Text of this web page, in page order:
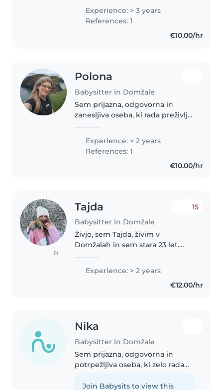
občasno varstvo vašemu malčku,
če bi si mamica in očka želela
vzeti čas zase. Imam 3-letne
Experience: > 3 years
References: 1
€10.00/hr
Polona
Babysitter in Domžale
Sem prijazna, odgovorna in
zanesljiva oseba, ki rada preživlja
saj sem več let delala kot
asistentka pri otrocih in..
Experience: > 2 years
References: 1
€10.00/hr
(1)
Tajda
Babysitter in Domžale
15
Živjo, sem Tajda, živim v
Domžalah in sem stara 23 let.
vzgojiteljsko šolo in pedagoški
faks, smer predšolska vzgoja. V
vrtcu sem najprej delala 3 leta
Experience: > 2 years
€12.00/hr
Nika
Babysitter in Domžale
Sem prijazna, odgovorna in
potrpežljiva oseba, ki zelo rada
trudim ustvariti varno, sproščeno
Join Babysits to view this